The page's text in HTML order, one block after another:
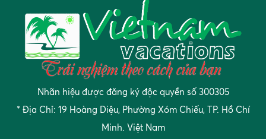
Nhãn hiệu được đăng ký độc quyền số 300305
* Địa Chỉ: 19 Hoàng Diệu, Phường Xóm Chiếu, TP. Hồ Chí
Minh. Việt Nam